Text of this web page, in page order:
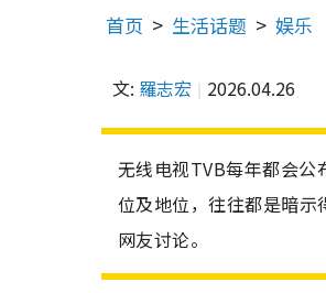
首页 生活话题 娱乐
文: 羅志宏 2026.04.26
无线电视TVB每年都会公
位及地位，往往都是暗
网友讨论。